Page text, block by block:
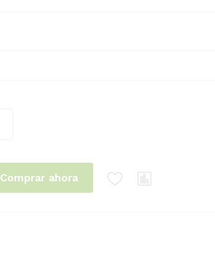
Comprar ahora